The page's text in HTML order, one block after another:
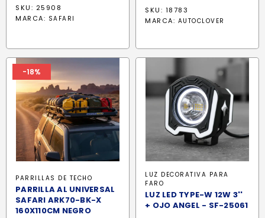
SKU: 25908
MARCA: SAFARI
SKU: 18783
MARCA: AUTOCLOVER
-18%
PARRILLAS DE TECHO
PARRILLA AL UNIVERSAL
SAFARI ARK70-BK-X
160X110CM NEGRO
LUZ DECORATIVA PARA
FARO
LUZ LED TYPE-W 12W 3''
+ OJO ANGEL - SF-25061